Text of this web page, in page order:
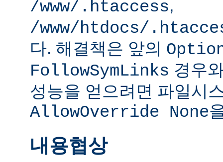
/www/.htaccess,
/www/htdocs/
다. 해결책은 앞의
FollowSymLinks 경우
성능을 얻으려면 파일시
AllowOverride None
내용협상